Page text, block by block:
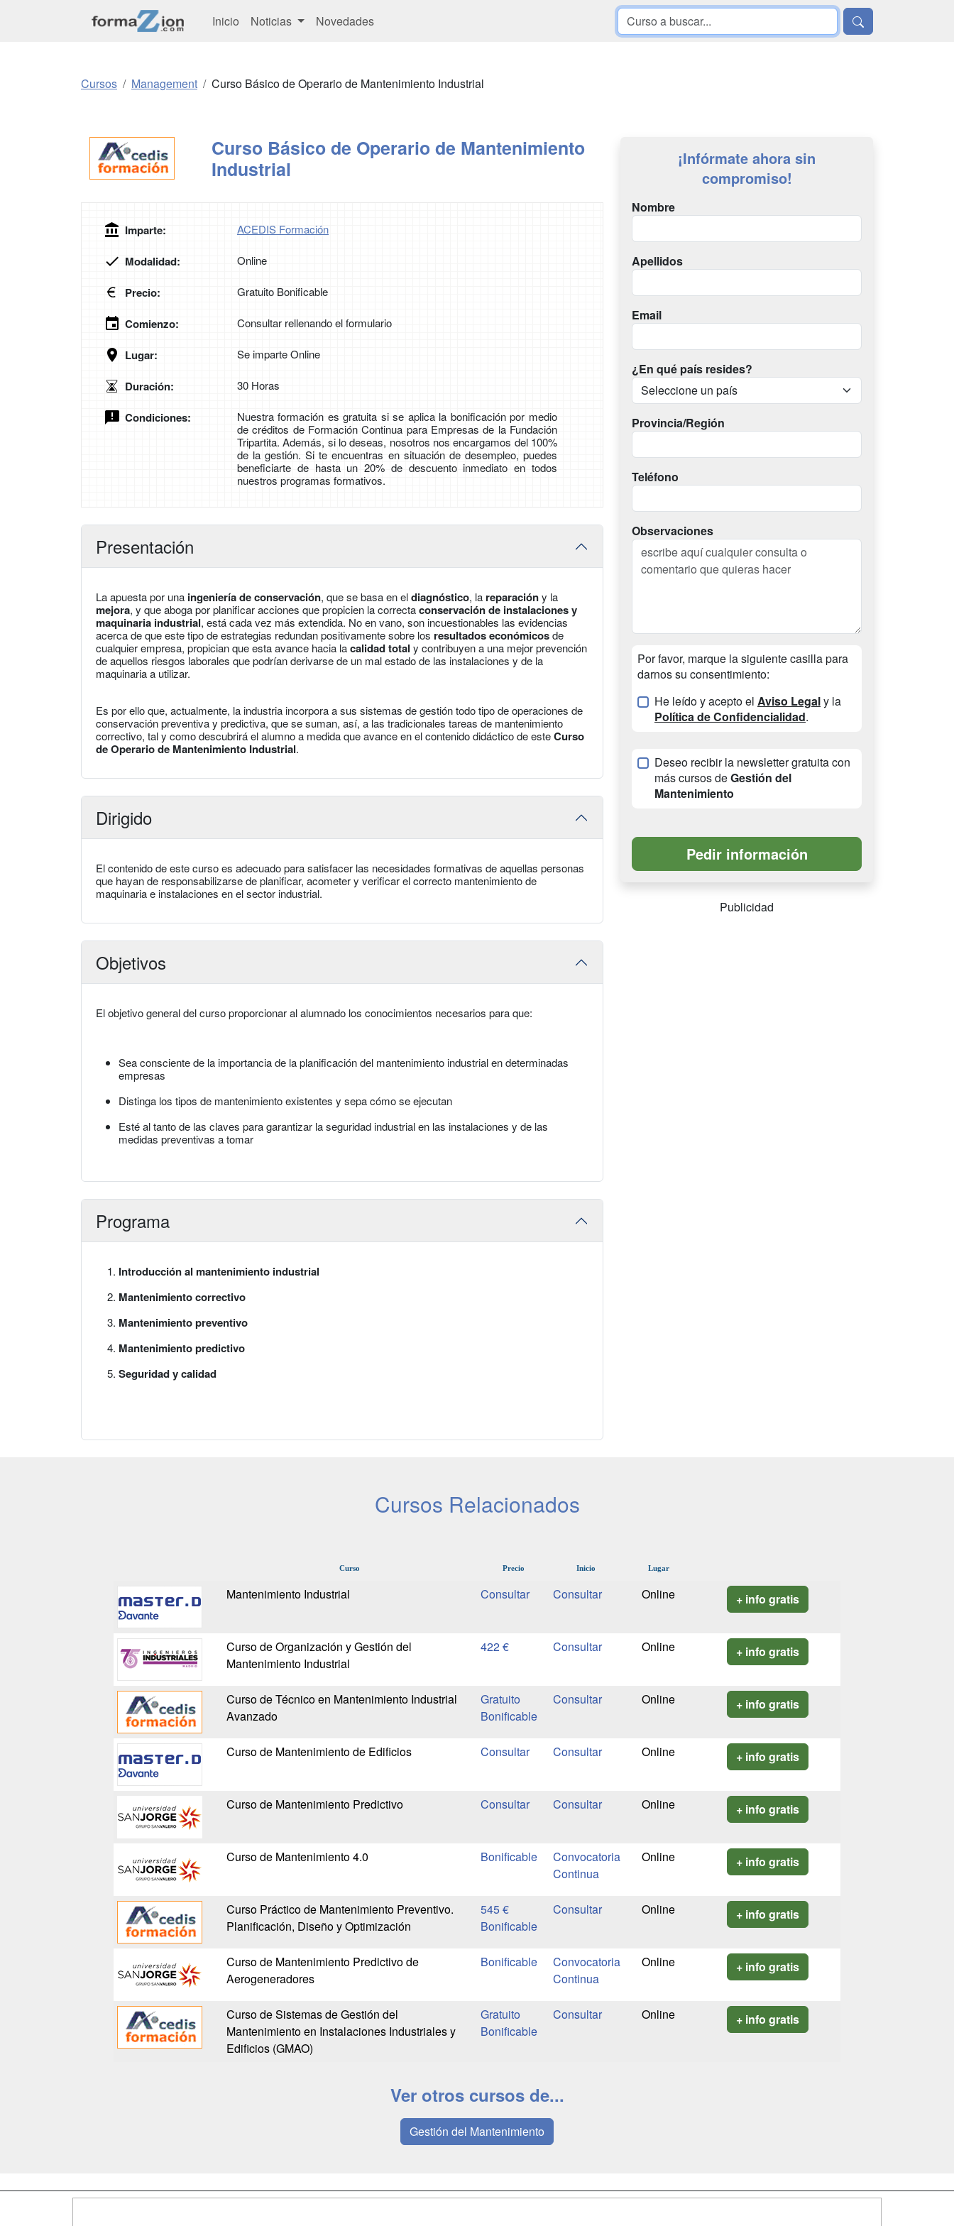
Inicio Noticias Novedades
Cursos Management Curso Básico de Operario de Mantenimiento Industrial
Curso Básico de Operario de Mantenimiento
Industrial
Imparte: ACEDIS Formación
Modalidad: Online
Precio: Gratuito Bonificable
Comienzo: Consultar rellenando el formulario
Lugar: Se imparte Online
Duración: 30 Horas
Condiciones:
Nuestra formación es gratuita si se aplica la bonificación por medio
de créditos de Formación Continua para Empresas de la Fundación
Tripartita. Además, si lo deseas, nosotros nos encargamos del 100%
de la gestión. Si te encuentras en situación de desempleo, puedes
beneficiarte de hasta un 20% de descuento inmediato en todos
nuestros programas formativos.
Presentación
La apuesta por una ingeniería de conservación, que se basa en eldiagnóstico, la reparacióny la
mejora, y que aboga por planificar acciones que propicien la correctaconservación de instalaciones y
maquinaria industrial, está cada vez más extendida. No en vano, son incuestionables las evidencias
acerca de que este tipo de estrategias redundan positivamente sobre los resultados económicosde
cualquier empresa, propician que esta avance hacia lacalidad total y contribuyen a una mejor prevención
de aquellos riesgos laborales que podrían derivarse de un mal estado de las instalaciones y de la
maquinaria a utilizar.
Es por ello que, actualmente, la industria incorpora a sus sistemas de gestión todo tipo de operaciones de
conservación preventiva y predictiva, que se suman, así, a las tradicionales tareas de mantenimiento
correctivo, tal y como descubrirá el alumno a medida que avance en el contenido didáctico de esteCurso
de Operario de Mantenimiento Industrial.
Dirigido
El contenido de este curso es adecuado para satisfacer las necesidades formativas de aquellas personas
que hayan de responsabilizarse de planificar, acometer y verificar el correcto mantenimiento de
maquinaria e instalaciones en el sector industrial.
Objetivos
El objetivo general del curso proporcionar al alumnado los conocimientos necesarios para que:
Sea consciente de la importancia de la planificación del mantenimiento industrial en determinadas
empresas
Distinga los tipos de mantenimiento existentes y sepa cómo se ejecutan
Esté al tanto de las claves para garantizar la seguridad industrial en las instalaciones y de las
medidas preventivas a tomar
Programa
Introducción al mantenimiento industrial
Mantenimiento correctivo
Mantenimiento preventivo
Mantenimiento predictivo
Seguridad y calidad
¡Infórmate ahora sin
compromiso!
Nombre
Apellidos
Email
¿En qué país resides?
Provincia/Región
Teléfono
Observaciones
Por favor, marque la siguiente casilla para
darnos su consentimiento:
He leído y acepto el Aviso Legaly la
Política de Confidencialidad.
Deseo recibir la newsletter gratuita con
más cursos deGestión del
Mantenimiento
Publicidad
Cursos Relacionados
Curso Precio Inicio Lugar
Mantenimiento Industrial Online + info gratis
Curso de Organización y Gestión del
Mantenimiento Industrial
422 € Online + info gratis
Curso de Técnico en Mantenimiento Industrial
Avanzado
Gratuito
Bonificable
Online + info gratis
Curso de Mantenimiento de Edificios Online + info gratis
Curso de Mantenimiento Predictivo Online + info gratis
Curso de Mantenimiento 4.0 Bonificable
Convocatoria
Continua
Online + info gratis
Curso Práctico de Mantenimiento Preventivo.
Planificación, Diseño y Optimización
545 €
Bonificable
Online + info gratis
Curso de Mantenimiento Predictivo de
Aerogeneradores
Bonificable
Convocatoria
Continua
Online + info gratis
Curso de Sistemas de Gestión del
Mantenimiento en Instalaciones Industriales y
Edificios (GMAO)
Gratuito
Bonificable
Online + info gratis
Ver otros cursos de...
Gestión del Mantenimiento